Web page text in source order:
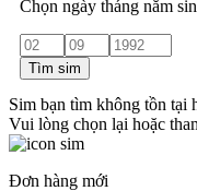
Chọn ngày tháng năm
Tìm sim
Sim bạn tìm không tồn tại
Vui lòng chọn lại hoặc
Đơn hàng mới